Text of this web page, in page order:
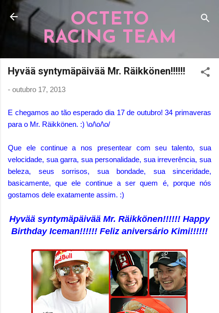
Pular para o conteúdo principal
OCTETO
RACING TEAM
Hyvää syntymäpäivää Mr. Räikkönen!!!!!!
- outubro 17, 2013
E chegamos ao tão esperado dia 17 de outubro! 34 primaveras
para o Mr. Räikkönen. :) \o/\o/\o/
Que ele continue a nos presentear com seu talento, sua
velocidade, sua garra, sua personalidade, sua irreverência, sua
beleza, seus sorrisos, sua bondade, sua sinceridade,
basicamente, que ele continue a ser quem é, porque nós
gostamos dele exatamente assim. :)
Hyvää syntymäpäivää Mr. Räikkönen!!!!!! Happy
Birthday Iceman!!!!!! Feliz aniversário Kimi!!!!!!